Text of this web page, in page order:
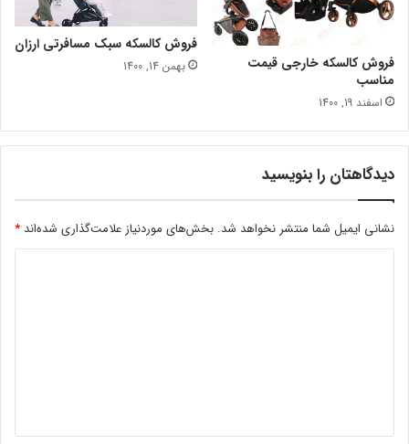
فروش کالسکه خارجی قیمت
مناسب
اسفند 19, 1400
فروش کالسکه سبک مسافرتی ارزان
بهمن 14, 1400
دیدگاهتان را بنویسید
نشانی ایمیل شما منتشر نخواهد شد. بخش‌های موردنیاز علامت‌گذاری شده‌اند *